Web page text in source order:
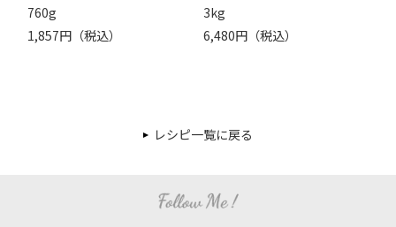
760g
1,857円（税込）
3kg
6,480円（税込）
レシピ一覧に戻る